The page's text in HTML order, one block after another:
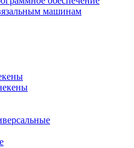
машинам